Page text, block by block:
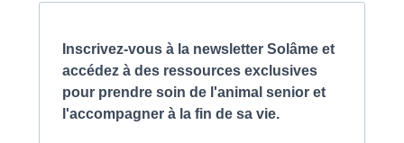
Inscrivez-vous à la newsletter Solâme et
accédez à des ressources exclusives
pour prendre soin de l'animal senior et
l'accompagner à la fin de sa vie.